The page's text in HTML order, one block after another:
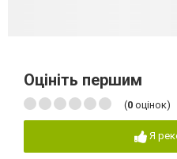
Оцініть першим
(0 оцінок)
Я